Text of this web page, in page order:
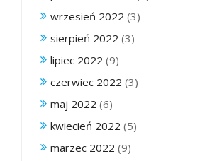
wrzesień 2022 (3)
sierpień 2022 (3)
lipiec 2022 (9)
czerwiec 2022 (3)
maj 2022 (6)
kwiecień 2022 (5)
marzec 2022 (9)